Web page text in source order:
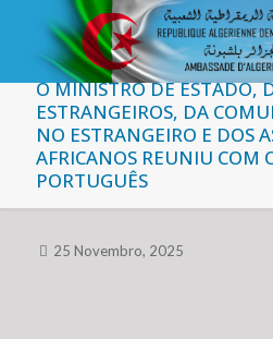
O MINISTRO DE ESTADO,
ESTRANGEIROS, DA
NO ESTRANGEIRO E DOS
AFRICANOS REUNIU COM
PORTUGUÊS
25 Novembro, 2025